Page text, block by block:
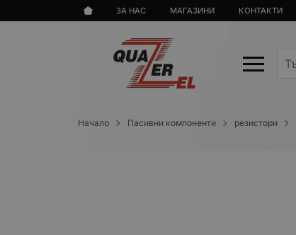
ЗА НАС МАГАЗИНИ КОНТАКТИ
Начало Пасивни компоненти резистори